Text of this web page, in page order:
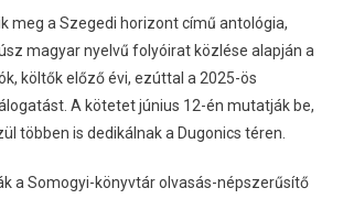
meg a Szegedi horizont című antológia,
magyar nyelvű folyóirat közlése alapján a
költők előző évi, ezúttal a 2025-ös
A kötetet június 12-én mutatják be,
többen is dedikálnak a Dugonics téren.
a Somogyi-könyvtár olvasás-népszerűsítő